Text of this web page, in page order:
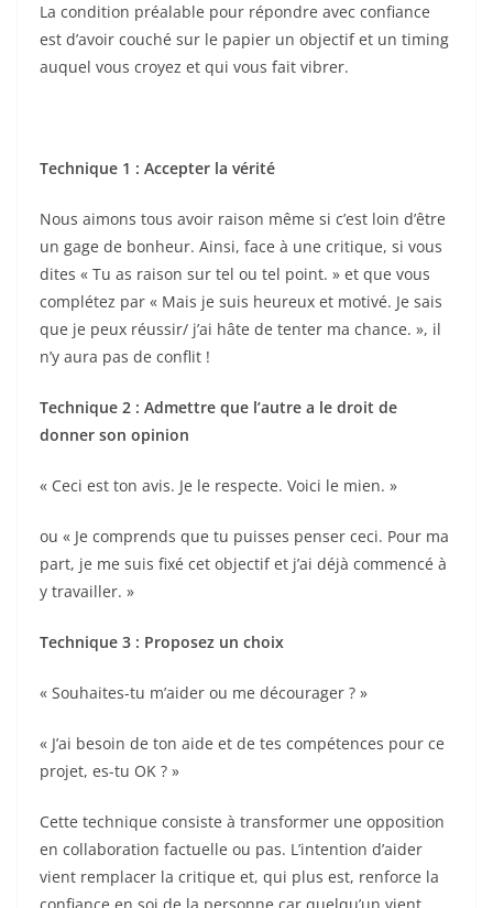
La condition préalable pour répondre avec confiance
est d’avoir couché sur le papier un objectif et un timing
auquel vous croyez et qui vous fait vibrer.
Technique 1 : Accepter la vérité
Nous aimons tous avoir raison même si c’est loin d’être
un gage de bonheur. Ainsi, face à une critique, si vous
dites « Tu as raison sur tel ou tel point. » et que vous
complétez par « Mais je suis heureux et motivé. Je sais
que je peux réussir/ j’ai hâte de tenter ma chance. », il
n’y aura pas de conflit !
Technique 2 : Admettre que l’autre a le droit de
donner son opinion
« Ceci est ton avis. Je le respecte. Voici le mien. »
ou « Je comprends que tu puisses penser ceci. Pour ma
part, je me suis fixé cet objectif et j’ai déjà commencé à
y travailler. »
Technique 3 : Proposez un choix
« Souhaites-tu m’aider ou me décourager ? »
« J’ai besoin de ton aide et de tes compétences pour ce
projet, es-tu OK ? »
Cette technique consiste à transformer une opposition
en collaboration factuelle ou pas. L’intention d’aider
vient remplacer la critique et, qui plus est, renforce la